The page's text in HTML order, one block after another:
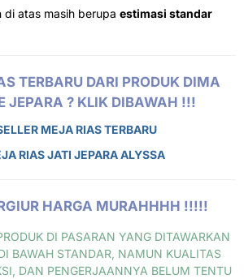
di atas masih berupa estimasi standar
TERBARU DARI PRODUK DIMA
JEPARA ? KLIK DIBAWAH !!!
MEJA RIAS TERBARU
RIAS JATI JEPARA ALYSSA
HARGA MURAHHHH !!!!!
DI PASARAN YANG DITAWARKAN
BAWAH STANDAR, NAMUN KUALITAS
DAN PENGERJAANNYA BELUM TENTU